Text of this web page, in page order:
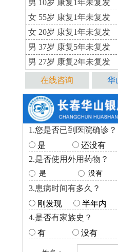
男 10岁 康复1年未复发
女 55岁 康复1年未复发
女 20岁 康复1年未复发
男 37岁 康复5年未复发
男 27岁 康复2年未复发
在线咨询 华
1.您是否已到医院确诊？
是
还没有
2.是否使用外用药物？
是 没有
3.患病时间有多久？
刚发现
半年内
4.是否有家族史？
有
没有